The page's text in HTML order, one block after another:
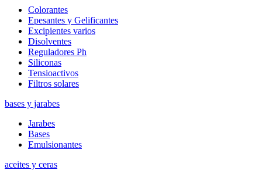
Colorantes
Epesantes y Gelificantes
Excipientes varios
Disolventes
Reguladores Ph
Siliconas
Tensioactivos
Filtros solares
bases y jarabes
Jarabes
Bases
Emulsionantes
aceites y ceras